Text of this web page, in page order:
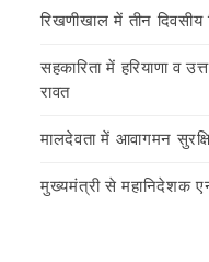
रिखणीखाल में तीन दिवसीय
सहकारिता में हरियाणा व
रावत
मालदेवता में आवागमन
मुख्यमंत्री से महानिदेशक